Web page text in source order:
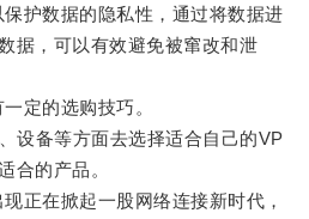
数据的隐私性，通过将数据进
据，可以有效避免被窜改和泄
定的选购技巧。
备等方面去选择适合自己的VP
合的产品。
在掀起一股网络连接新时代，